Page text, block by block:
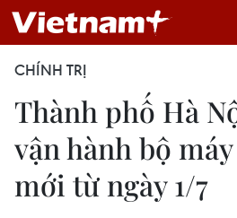
CHÍNH TRỊ
Thành phố Hà
vận hành bộ
mới từ ngày 1/7